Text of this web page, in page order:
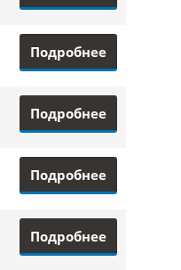
Подробнее
Подробнее
Подробнее
Подробнее